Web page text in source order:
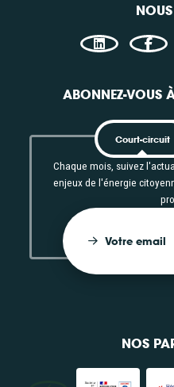
ABONNEZ-VOUS
Court-circuit
Chaque mois, suivez
enjeux de l'énergie
Votre email
NOS